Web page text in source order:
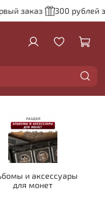
заказ 300 рублей
и аксессуары
для монет